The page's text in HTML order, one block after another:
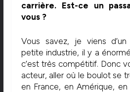
carrière. Est-ce un
vous ?
Vous savez, je viens
petite industrie, il y a
c’est très compétitif. Donc
acteur, aller où le boulot se
en France, en Amérique, en